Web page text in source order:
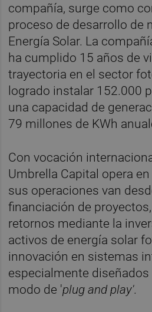
compañía, surge como
proceso de desarrollo de
Energía Solar. La
ha cumplido 15 años de
trayectoria en el sector
logrado instalar 152.000
una capacidad de
79 millones de KWh
Con vocación
Umbrella Capital opera
sus operaciones van
financiación de
retornos mediante la
activos de energía solar
innovación en sistemas
especialmente
modo de 'plug and play'.